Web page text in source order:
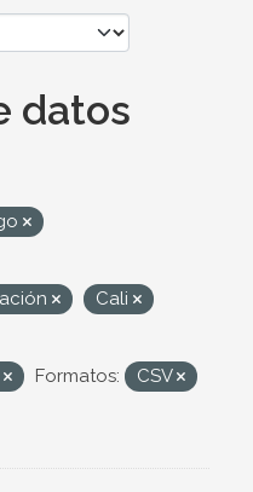
datos
Cali
Formatos: CSV